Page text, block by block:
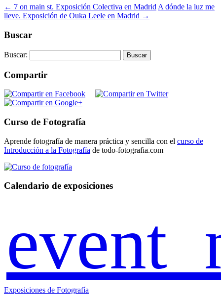
← 7 on main st. Exposición Colectiva en Madrid A dónde la luz me
lleve. Exposición de Ouka Leele en Madrid →
Buscar
Buscar:
Compartir
Curso de Fotografía
Aprende fotografía de manera práctica y sencilla con el curso de
Introducción a la Fotografía de todo-fotografia.com
Calendario de exposiciones
Exposiciones de Fotografía